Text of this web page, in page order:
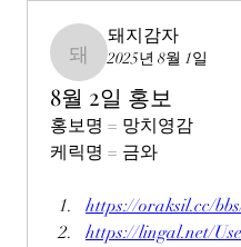
돼지감자
돼지감자
2025년 8월 1일
8월 2일 홍보
홍보명 = 망치영감
케릭명 = 금와
https://oraksil.cc/
https://lingal.net/